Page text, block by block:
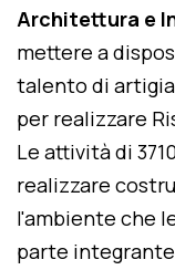
Architettura e
mettere a
talento di
per realizzare
Le attività di
realizzare
l'ambiente che
parte